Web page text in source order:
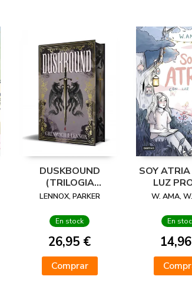
DUSKBOUND
(TRILOGIA
ESPRITHEAN 2)
LENNOX, PARKER
En stock
26,95 €
Comprar
SOY
LUZ
W. AMA,
En